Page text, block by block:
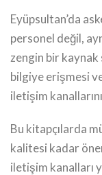
Eyüpsultan’da
personel değil,
zengin bir
bilgiye erişmesi
iletişim
Bu kitapçılarda
kalitesi kadar
iletişim kanalları